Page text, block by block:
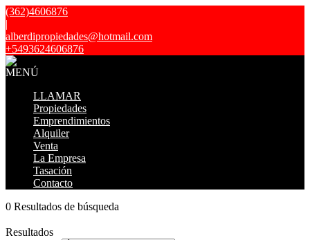
(362)4606876
|
alberdipropiedades@hotmail.com
+5493624606876
MENÚ
LLAMAR
Propiedades
Emprendimientos
Alquiler
Venta
La Empresa
Tasación
Contacto
0 Resultados de búsqueda
Resultados